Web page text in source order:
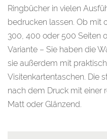
Ringbücher in vielen
bedrucken lassen. Ob mit
300, 400 oder 500 Seiten
Variante – Sie haben die
sie außerdem mit
Visitenkartentaschen. Die
nach dem Druck mit einer
Matt oder Glänzend.